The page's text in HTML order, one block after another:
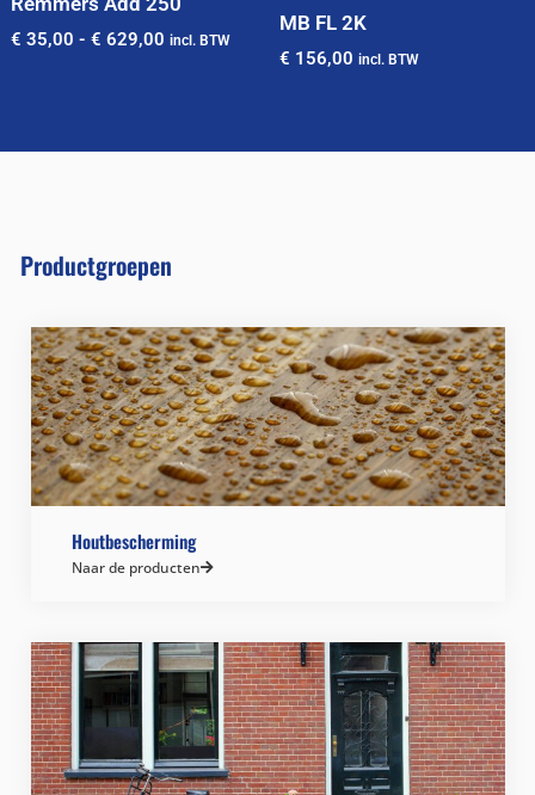
€ 35,00 - € 629,00 incl. BTW
MB FL 2K
€ 156,00 incl. BTW
Productgroepen
Houtbescherming
Naar de producten